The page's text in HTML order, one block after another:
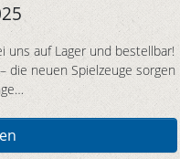
uns auf Lager und bestellbar!
die neuen Spielzeuge sorgen